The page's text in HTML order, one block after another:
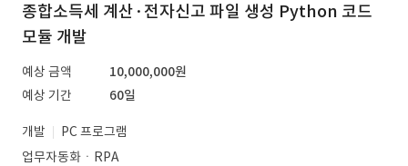
종합소득세 계산·전자신고 파일 생성 Python 코드
모듈 개발
예상 금액
10,000,000원
예상 기간
60일
개발
PC 프로그램
업무자동화ㆍRPA